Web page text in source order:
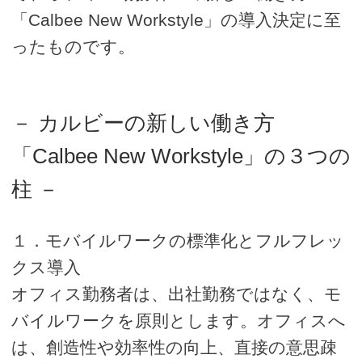
「Calbee New Workstyle」の導入決定に至
ったものです。
－ カルビーの新しい働き方
「Calbee New Workstyle」の３つの
柱 －
１．モバイルワークの標準化とフルフレッ
クス導入
オフィス勤務者は、出社勤務ではなく、モ
バイルワークを原則とします。オフィスへ
は、創造性や効率性の向上、直接の意思疎